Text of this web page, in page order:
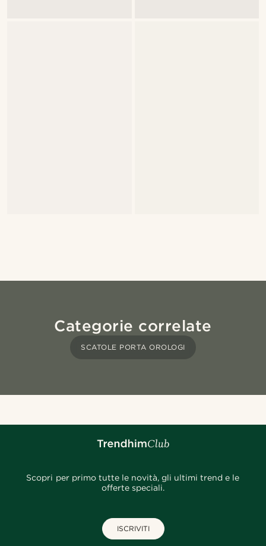
Categorie correlate
SCATOLE PORTA OROLOGI
Scopri per primo tutte le novità, gli ultimi trend e le
offerte speciali.
ISCRIVITI